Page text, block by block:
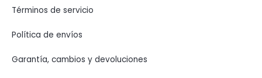
Términos de servicio
Política de envíos
Garantía, cambios y devoluciones